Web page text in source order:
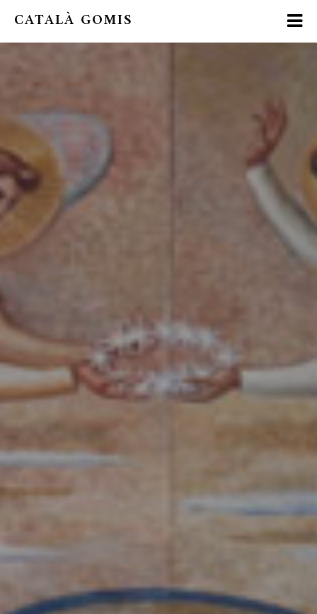
CATALÀ GOMIS